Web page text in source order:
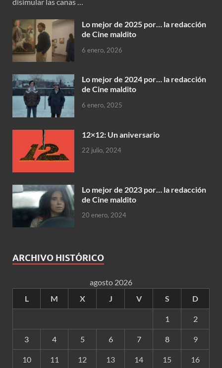
disimular las canas …
Lo mejor de 2025 por… la redacción
de Cine maldito
6 enero, 2026
Lo mejor de 2024 por… la redacción
de Cine maldito
6 enero, 2025
12×12: Un aniversario
22 julio, 2024
Lo mejor de 2023 por… la redacción
de Cine maldito
20 enero, 2024
ARCHIVO HISTÓRICO
agosto 2026
L
M X J V S D
1 2
3 4 5 6 7 8 9
10 11 12 13 14 15 16